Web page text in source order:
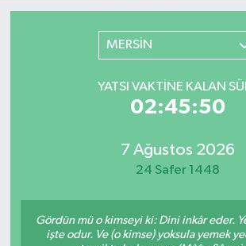
MERSİN
YATSI VAKTINE KALAN
02:45:50
7 Ağustos 2026
24 Safer 1448
Gördün mü o kimseyi ki: Dini inkâr eder.
işte odur. Ve (o kimse) yoksula yemek
Ekonomi
Foto Galeri
Siyaset
İzmir Namaz Vakitleri
Trafik Durumu
Süper Lig Puan Durumu ve
Son Dakika Haberleri
Haber Arşivi